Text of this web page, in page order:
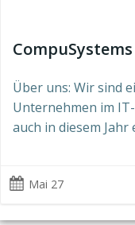
Über uns: Wir sind
Unternehmen im
auch in diesem
Mai 27